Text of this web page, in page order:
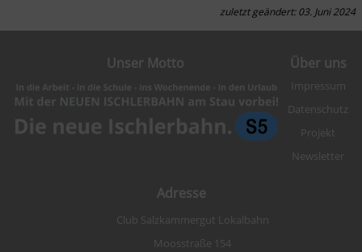
zuletzt geändert: 03. Juni 2024
Unser Motto Über uns
Impressum
Datenschutz
Projekt
Newsletter
Adresse
Club Salzkammergut Lokalbahn
Moosstraße 154